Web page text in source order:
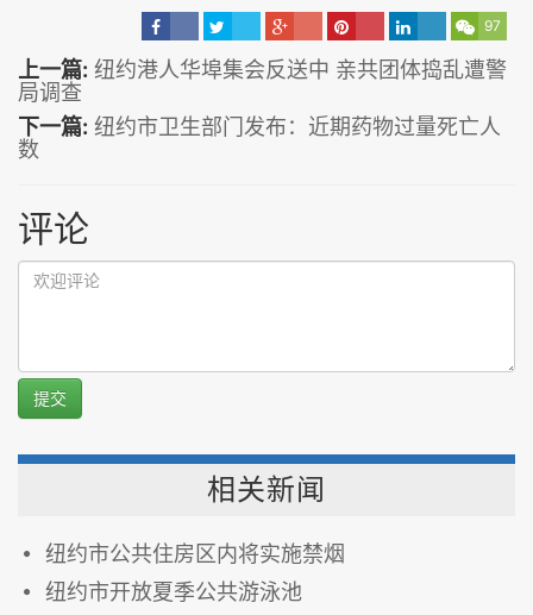
97
上一篇: 纽约港人华埠集会反送中 亲共团体捣乱遭警
局调查
下一篇: 纽约市卫生部门发布：近期药物过量死亡人
数
评论
提交
相关新闻
纽约市公共住房区内将实施禁烟
纽约市开放夏季公共游泳池